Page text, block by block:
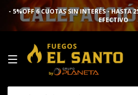
- 5%OFF 6 CUOTAS SIN INTERÉS - HASTA
EFECTIVO